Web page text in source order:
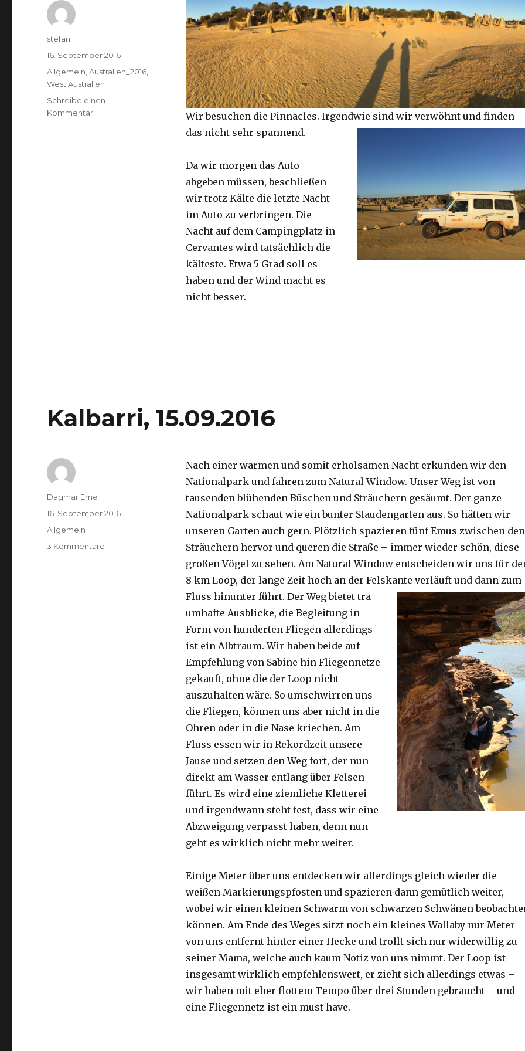
Wir besuchen die Pinnacles. Irgendwie sind wir verwöhnt und finden
das nicht sehr spannend.
Da wir morgen das Auto
abgeben müssen, beschließen
wir trotz Kälte die letzte Nacht
im Auto zu verbringen. Die
Nacht auf dem Campingplatz in
Cervantes wird tatsächlich die
kälteste. Etwa 5 Grad soll es
haben und der Wind macht es
nicht besser.
Autor
stefan
Veröffentlicht
am
16. September 2016
Kategorien
Allgemein,Australien_2016,
West Australien
Schreibe einen
Kommentarzu
Kalbarri, 15.09.2016
Nach einer warmen und somit erholsamen Nacht erkunden wir den
Nationalpark und fahren zum Natural Window. Unser Weg ist von
tausenden blühenden Büschen und Sträuchern gesäumt. Der ganze
Nationalpark schaut wie ein bunter Staudengarten aus. So hätten wir
unseren Garten auch gern. Plötzlich spazieren fünf Emus zwischen den
Sträuchern hervor und queren die Straße – immer wieder schön, diese
großen Vögel zu sehen. Am Natural Window entscheiden wir uns für
8 km Loop, der lange Zeit hoch an der Felskante verläuft und dann zum
Fluss hinunter führt. Der Weg bietet tra
umhafte Ausblicke, die Begleitung in
Form von hunderten Fliegen allerdings
ist ein Albtraum. Wir haben beide auf
Empfehlung von Sabine hin Fliegennetze
gekauft, ohne die der Loop nicht
auszuhalten wäre. So umschwirren uns
die Fliegen, können uns aber nicht in die
Ohren oder in die Nase kriechen. Am
Fluss essen wir in Rekordzeit unsere
Jause und setzen den Weg fort, der nun
direkt am Wasser entlang über Felsen
führt. Es wird eine ziemliche Kletterei
und irgendwann steht fest, dass wir eine
Abzweigung verpasst haben, denn nun
geht es wirklich nicht mehr weiter.
Einige Meter über uns entdecken wir allerdings gleich wieder die
weißen Markierungspfosten und spazieren dann gemütlich weiter,
wobei wir einen kleinen Schwarm von schwarzen Schwänen
können. Am Ende des Weges sitzt noch ein kleines Wallaby nur Meter
von uns entfernt hinter einer Hecke und trollt sich nur widerwillig zu
seiner Mama, welche auch kaum Notiz von uns nimmt. Der Loop ist
insgesamt wirklich empfehlenswert, er zieht sich allerdings etwas –
wir haben mit eher flottem Tempo über drei Stunden gebraucht – und
eine Fliegennetz ist ein must have.
Autor
Dagmar Erne
Veröffentlicht
am
16. September 2016
Kategorien
Allgemein
3 Kommentare